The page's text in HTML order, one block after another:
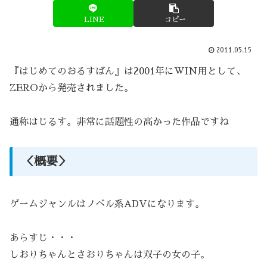
LINE コピー
2011.05.15
『はじめてのおるすばん』は2001年にWIN用として、
ZEROから発売されました。
通称はじるす。非常に話題性の高かった作品ですね
＜概要＞
ゲームジャンルはノベル系ADVになります。
あらすじ・・・
しおりちゃんとさおりちゃんは双子の女の子。